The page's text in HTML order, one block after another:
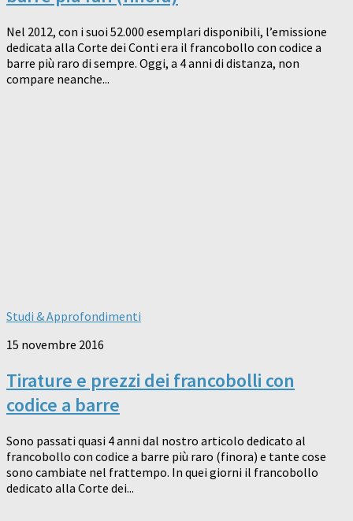
Nel 2012, con i suoi 52.000 esemplari disponibili, l’emissione
dedicata alla Corte dei Conti era il francobollo con codice a
barre più raro di sempre. Oggi, a 4 anni di distanza, non
compare neanche...
Studi & Approfondimenti
15 novembre 2016
Tirature e prezzi dei francobolli con
codice a barre
Sono passati quasi 4 anni dal nostro articolo dedicato al
francobollo con codice a barre più raro (finora) e tante cose
sono cambiate nel frattempo. In quei giorni il francobollo
dedicato alla Corte dei...